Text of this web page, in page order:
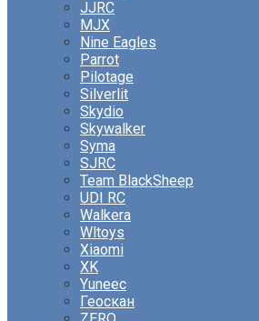
JJRC
MJX
Nine Eagles
Parrot
Pilotage
Silverlit
Skydio
Skywalker
Syma
SJRC
Team BlackSheep
UDI RC
Walkera
Wltoys
Xiaomi
XK
Yuneec
Геоскан